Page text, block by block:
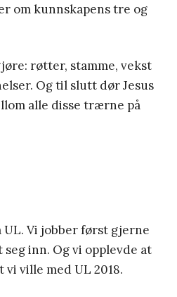
om kunnskapens tre og
røtter, stamme, vekst
Og til slutt dør Jesus
alle disse trærne på
Vi jobber først gjerne
inn. Og vi opplevde at
ville med UL 2018.